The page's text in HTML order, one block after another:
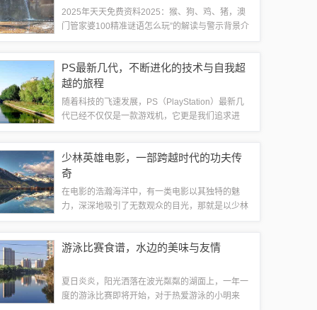
根源解答、解释与落实,立体剖析、专家
解读解释与落实
2025年天天免费资料2025：猴、狗、鸡、猪，澳
门管家婆100精准谜语怎么玩”的解读与警示背景介
便是其中之一，这一信...
PS最新几代，不断进化的技术与自我超
越的旅程
随着科技的飞速发展，PS（PlayStation）最新几
代已经不仅仅是一款游戏机，它更是我们追求进
遇，就像我们的人生一样，充满...
少林英雄电影，一部跨越时代的功夫传
奇
在电影的浩瀚海洋中，有一类电影以其独特的魅
力，深深地吸引了无数观众的目光，那就是以少林
跨越时代的功夫传奇。少林文化的独特魅力少林...
游泳比赛食谱，水边的美味与友情
夏日炎炎，阳光洒落在波光粼粼的湖面上，一年一
度的游泳比赛即将开始，对于热爱游泳的小明来